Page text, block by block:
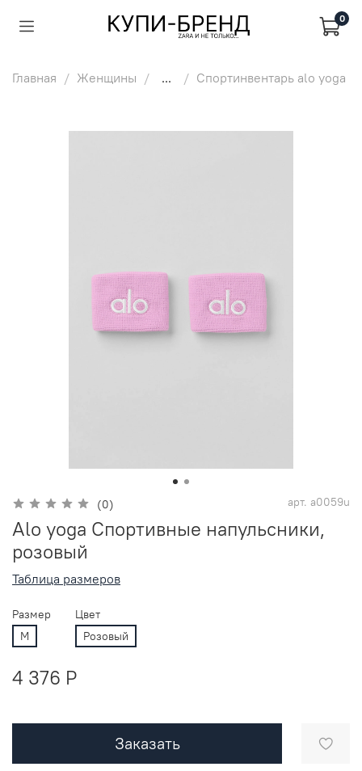
0
Главная Женщины ... Спортинвентарь alo yoga
(0) арт. a0059u
Alo yoga Спортивные напульсники,
розовый
Таблица размеров
Размер
M
Цвет
Розовый
4 376 P
Заказать